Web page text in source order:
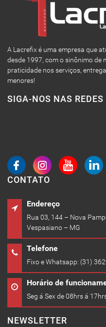
A Lacrefix é uma empresa que
desde 1997, com o sinônimo de
praticidade nos serviços,
menores!
SIGA-NOS NAS
CONTATO
Endereço
Rua 03, 144 – Nova
Vespasiano – MG
Telefone
Fixo e Whatsapp: (31)
Horário de
Seg á Sex de 08hrs á
NEWSLETTER